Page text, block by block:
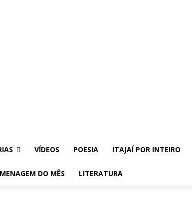
VÍDEOS POESIA ITAJAÍ POR INTEIRO
DO MÊS LITERATURA